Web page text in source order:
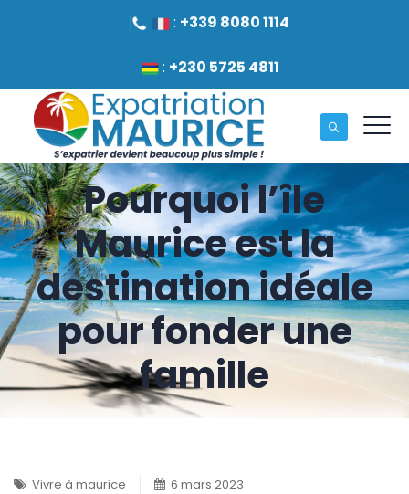
: +339 8080 1114
: +230 5725 4811
Pourquoi l’île
Maurice est la
destination idéale
pour fonder une
famille
Vivre à maurice 6 mars 2023